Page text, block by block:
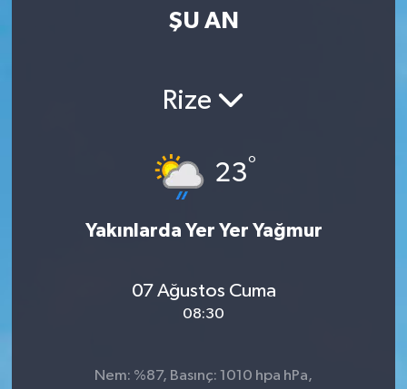
ŞU AN
Rize
23°
Yakınlarda Yer Yer Yağmur
07 Ağustos Cuma
08:30
Nem: %87, Basınç: 1010 hpa hPa,